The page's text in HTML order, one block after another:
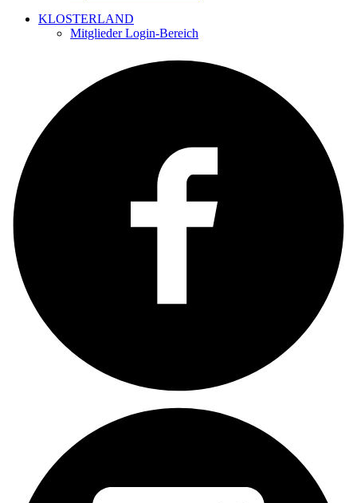
KLOSTERLAND
Mitglieder Login-Bereich